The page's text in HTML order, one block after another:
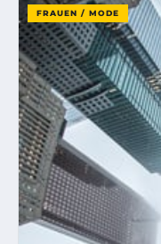
FRAUEN / MODE